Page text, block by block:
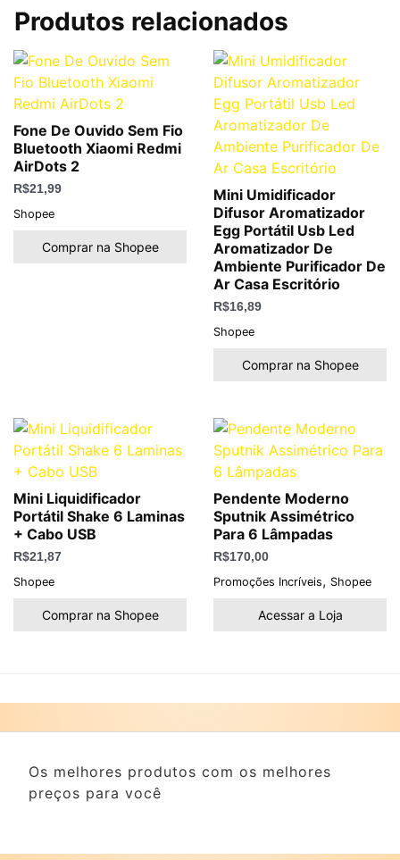
Produtos relacionados
Fone De Ouvido Sem Fio
Bluetooth Xiaomi Redmi
AirDots 2
R$21,99
Shopee
Comprar na Shopee
Mini Umidificador
Difusor Aromatizador
Egg Portátil Usb Led
Aromatizador De
Ambiente Purificador De
Ar Casa Escritório
R$16,89
Shopee
Comprar na Shopee
Mini Liquidificador
Portátil Shake 6 Laminas
+ Cabo USB
R$21,87
Shopee
Comprar na Shopee
Pendente Moderno
Sputnik Assimétrico
Para 6 Lâmpadas
R$170,00
Promoções Incríveis, Shopee
Acessar a Loja
Os melhores produtos com os melhores
preços para você